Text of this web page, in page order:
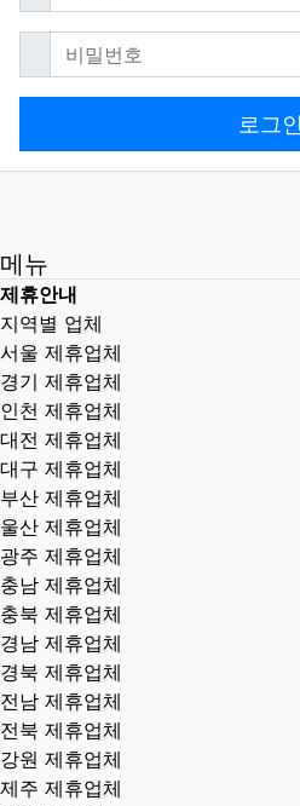
비밀번호필수
로그인
메뉴
제휴안내
지역별 업체
서울 제휴업체
경기 제휴업체
인천 제휴업체
대전 제휴업체
대구 제휴업체
부산 제휴업체
울산 제휴업체
광주 제휴업체
충남 제휴업체
충북 제휴업체
경남 제휴업체
경북 제휴업체
전남 제휴업체
전북 제휴업체
강원 제휴업체
제주 제휴업체